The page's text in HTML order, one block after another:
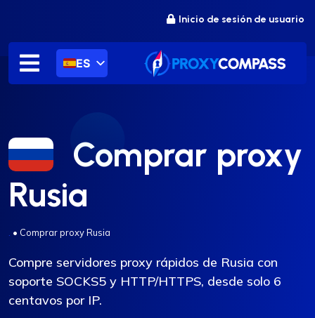
contenido
Inicio de sesión de usuario
ES
Comprar proxy
Rusia
• Comprar proxy Rusia
Compre servidores proxy rápidos de Rusia con
soporte SOCKS5 y HTTP/HTTPS, desde solo 6
centavos por IP.